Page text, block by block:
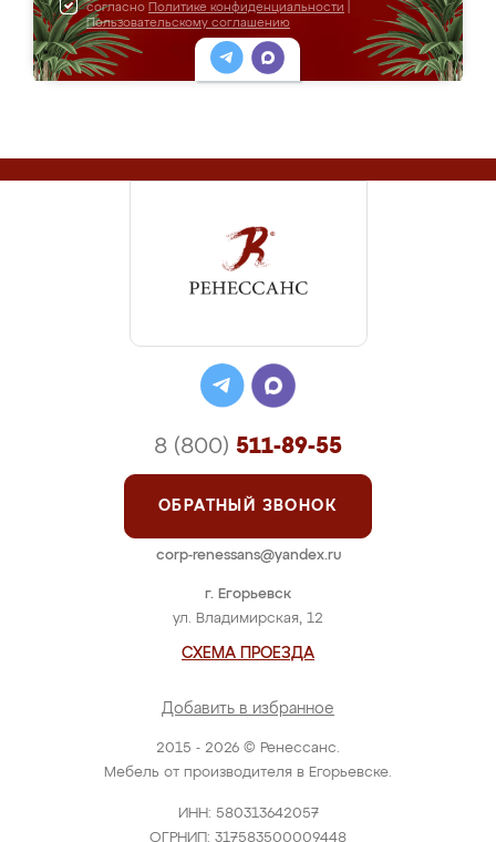
согласно Политике конфиденциальности
Пользовательскому соглашению
2015 - 2026 © Ренессанс.
Мебель от производителя в Егорьевске.
ИНН: 580313642057
ОГРНИП: 317583500009448
г. Егорьевск
ул. Владимирская, 12
СХЕМА ПРОЕЗДА
Добавить в избранное
8 (800) 511-89-55
ОБРАТНЫЙ ЗВОНОК
corp-renessans@yandex.ru